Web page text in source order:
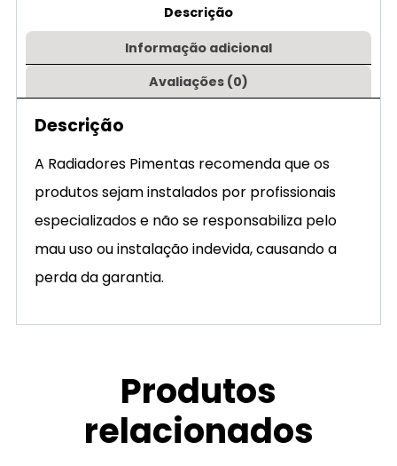
Descrição
Informação adicional
Avaliações (0)
Descrição
A Radiadores Pimentas recomenda que os
produtos sejam instalados por profissionais
especializados e não se responsabiliza pelo
mau uso ou instalação indevida, causando a
perda da garantia.
Produtos
relacionados